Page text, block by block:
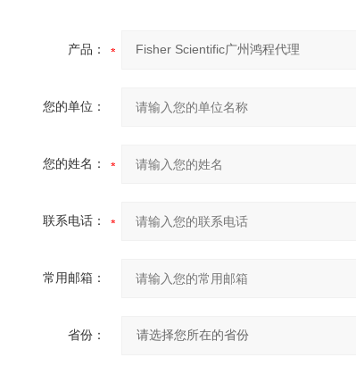
产品：
您的单位：
您的姓名：
联系电话：
常用邮箱：
省份：